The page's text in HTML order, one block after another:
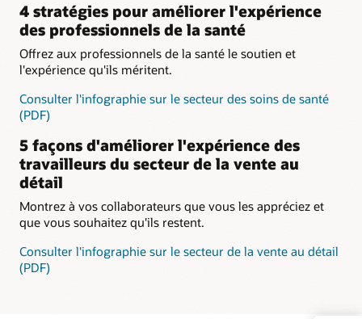
4 stratégies pour améliorer l'expérience
des professionnels de la santé
Offrez aux professionnels de la santé le soutien et
l'expérience qu'ils méritent.
Consulter l'infographie sur le secteur des soins de santé
(PDF)
5 façons d'améliorer l'expérience des
travailleurs du secteur de la vente au
détail
Montrez à vos collaborateurs que vous les appréciez et
que vous souhaitez qu'ils restent.
Consulter l'infographie sur le secteur de la vente au détail
(PDF)